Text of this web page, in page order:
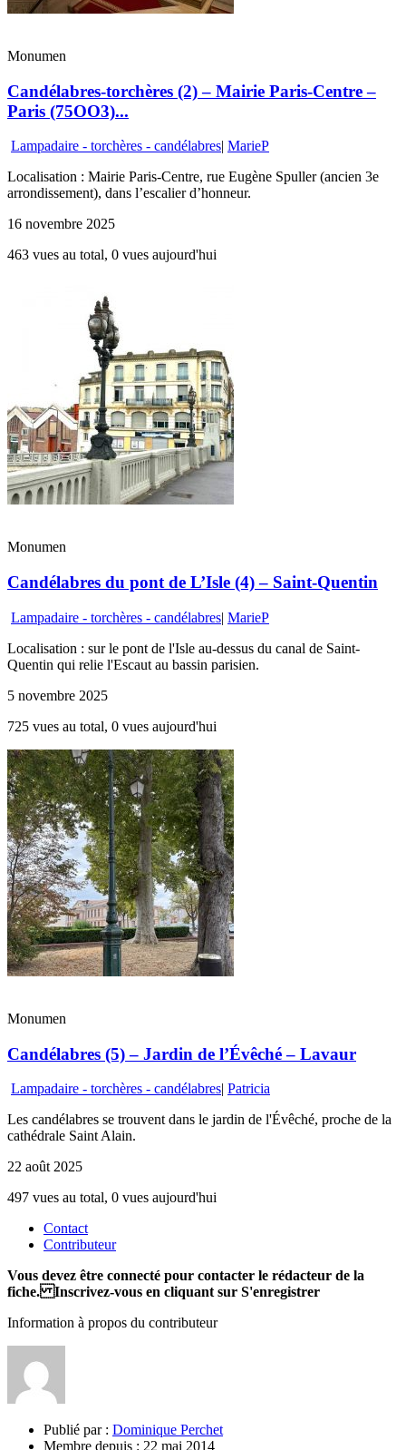
Monumen
Candélabres-torchères (2) – Mairie Paris-Centre –
Paris (75OO3)...
Lampadaire - torchères - candélabres| MarieP
Localisation : Mairie Paris-Centre, rue Eugène Spuller (ancien 3e
arrondissement), dans l’escalier d’honneur.
16 novembre 2025
463 vues au total, 0 vues aujourd'hui
Monumen
Candélabres du pont de L’Isle (4) – Saint-Quentin
Lampadaire - torchères - candélabres| MarieP
Localisation : sur le pont de l'Isle au-dessus du canal de Saint-
Quentin qui relie l'Escaut au bassin parisien.
5 novembre 2025
725 vues au total, 0 vues aujourd'hui
Monumen
Candélabres (5) – Jardin de l’Évêché – Lavaur
Lampadaire - torchères - candélabres| Patricia
Les candélabres se trouvent dans le jardin de l'Évêché, proche de la
cathédrale Saint Alain.
22 août 2025
497 vues au total, 0 vues aujourd'hui
Contact
Contributeur
Vous devez être connecté pour contacter le rédacteur de la
fiche. Inscrivez-vous en cliquant sur S'enregistrer
Information à propos du contributeur
Publié par : Dominique Perchet
Membre depuis : 22 mai 2014